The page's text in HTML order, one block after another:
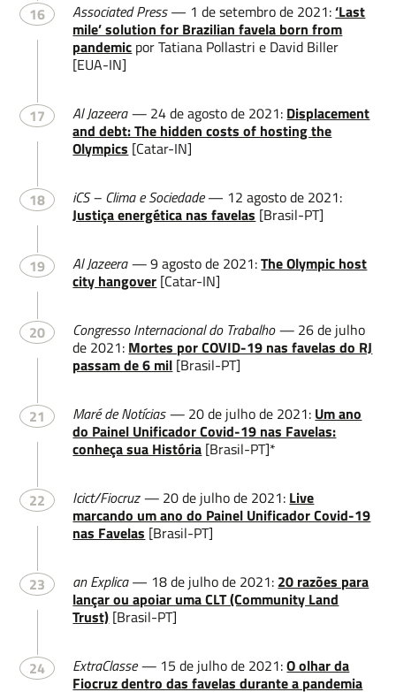
16 Associated Press— 1 de setembro de 2021:‘Last
mile’ solution for Brazilian favela born from
pandemic por Tatiana Pollastri e David Biller
[EUA-IN]
17 Al Jazeera — 24 de agosto de 2021: Displacement
and debt: The hidden costs of hosting the
Olympics [Catar-IN]
18 iCS – Clima e Sociedade— 12 agosto de 2021:
Justiça energética nas favelas [Brasil-PT]
19 Al Jazeera —9 agosto de 2021:The Olympic host
city hangover [Catar-IN]
20 Congresso Internacional do Trabalho — 26 de julho
de 2021: Mortes por COVID-19 nas favelas do RJ
passam de 6 mil [Brasil-PT]
21 Maré de Notícias — 20 de julho de 2021: Um ano
do Painel Unificador Covid-19 nas Favelas:
conheça sua História [Brasil-PT]*
22 Icict/Fiocruz— 20 de julho de 2021: Live
marcando um ano do Painel Unificador Covid-19
nas Favelas [Brasil-PT]
23 an Explica— 18 de julho de 2021: 20 razões para
lançar ou apoiar uma CLT (Community Land
Trust) [Brasil-PT]
24 ExtraClasse — 15 de julho de 2021:O olhar da
Fiocruz dentro das favelas durante a pandemia